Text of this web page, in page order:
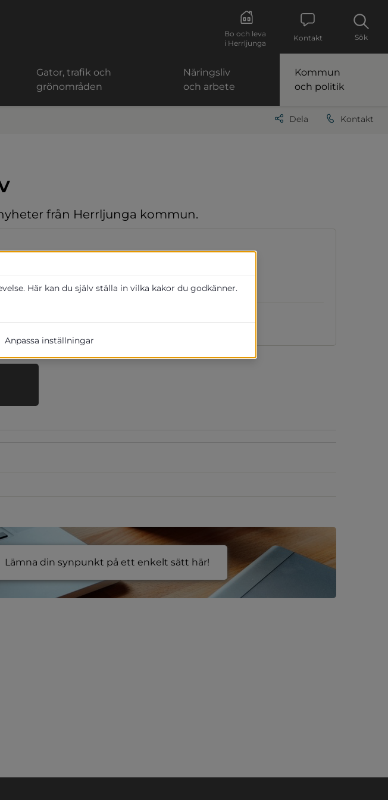
Bo och leva
i Herrljunga
Kontakt Sök
Gator, trafik och
grönområden
Näringsliv
och arbete
Kommun
och politik
Dela Kontakt
från Herrljunga kommun.
2023-07-28
Lämna din synpunkt på ett enkelt sätt här!
Här kan du själv ställa in vilka kakor du godkänner.
Anpassa inställningar